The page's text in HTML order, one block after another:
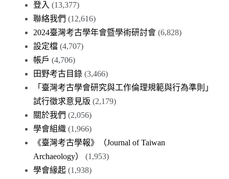
登入 (13,377)
聯絡我們 (12,616)
2024臺灣考古學年會暨學術研討會 (6,828)
設定檔 (4,707)
帳戶 (4,706)
田野考古目錄 (3,466)
「臺灣考古學會研究與工作倫理規範與行為準則」
試行徵求意見版 (2,179)
關於我們 (2,056)
學會組織 (1,966)
《臺灣考古學報》（Journal of Taiwan
Archaeology）
(1,953)
學會緣起 (1,938)